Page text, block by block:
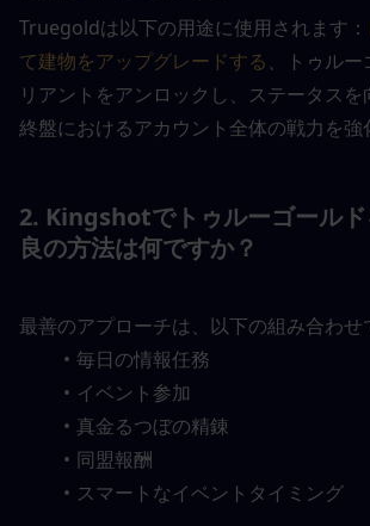
Truegoldは以下の用途に使用されます：
て建物をアップグレードする、トゥル
リアントをアンロックし、ステータス
終盤におけるアカウント全体の戦力を強
2. Kingshotでトゥルーゴール
良の方法は何ですか？
最善のアプローチは、以下の組み合わせ
毎日の情報任務
イベント参加
真金るつぼの精錬
同盟報酬
スマートなイベントタイミング